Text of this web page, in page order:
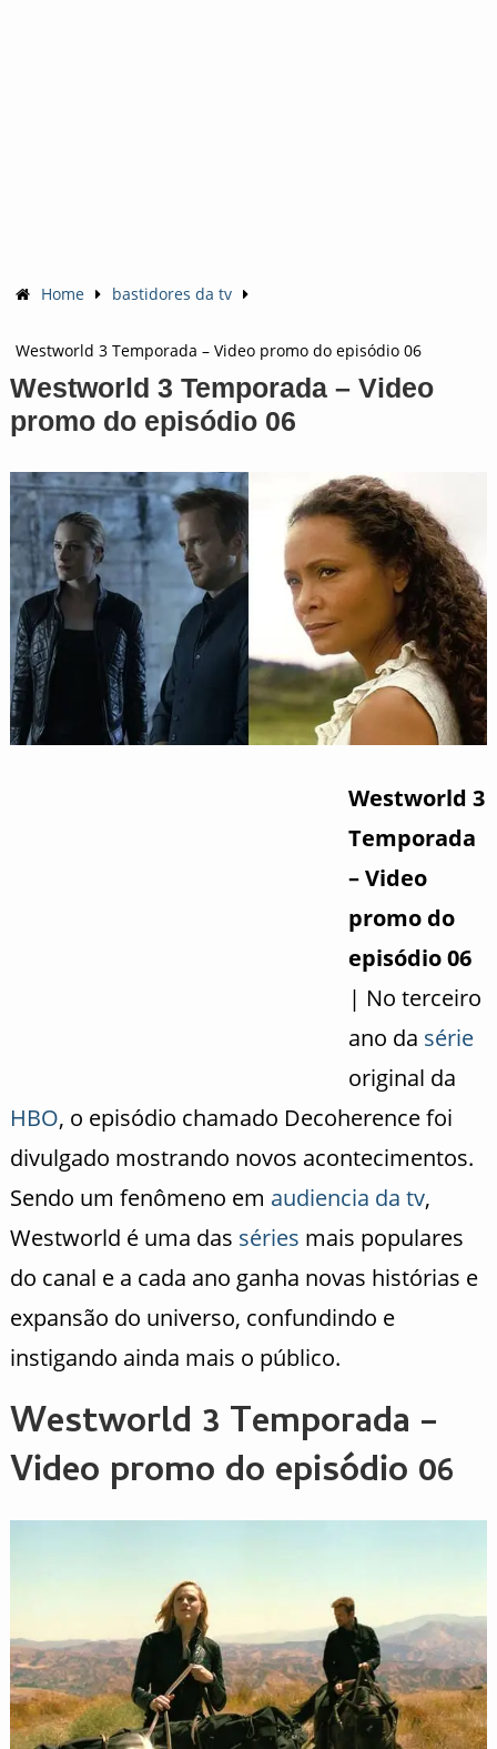
Home bastidores da tv
Westworld 3 Temporada – Video promo do episódio 06
Westworld 3 Temporada – Video
promo do episódio 06
Westworld 3
Temporada
– Video
promo do
episódio 06
| No terceiro
ano da série
original da
HBO, o episódio chamado Decoherence foi
divulgado mostrando novos acontecimentos.
Sendo um fenômeno em audiencia da tv,
Westworld é uma das séries mais populares
do canal e a cada ano ganha novas histórias e
expansão do universo, confundindo e
instigando ainda mais o público.
Westworld 3 Temporada –
Video promo do episódio 06